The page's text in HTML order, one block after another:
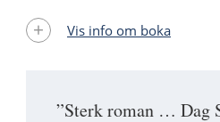
”Sterk roman … Dag
Vis info om boka